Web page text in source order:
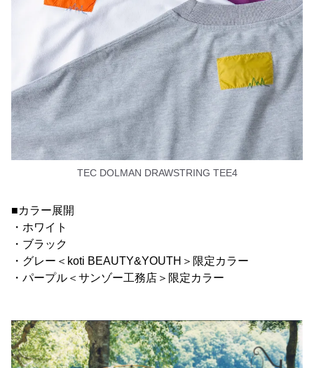
TEC DOLMAN DRAWSTRING TEE4
■カラー展開
・ホワイト
・ブラック
・グレー＜koti BEAUTY&YOUTH＞限定カラー
・パープル＜サンゾー工務店＞限定カラー